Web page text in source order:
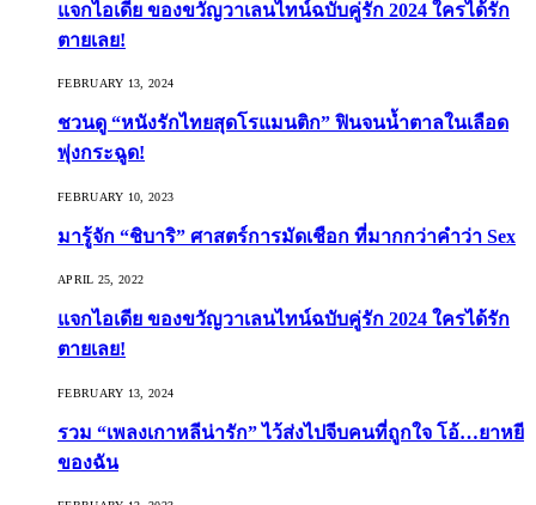
แจกไอเดีย ของขวัญวาเลนไทน์ฉบับคู่รัก 2024 ใครได้รัก
ตายเลย!
FEBRUARY 13, 2024
ชวนดู “หนังรักไทยสุดโรแมนติก” ฟินจนน้ำตาลในเลือด
พุ่งกระฉูด!
FEBRUARY 10, 2023
มารู้จัก “ชิบาริ” ศาสตร์การมัดเชือก ที่มากกว่าคำว่า Sex
APRIL 25, 2022
แจกไอเดีย ของขวัญวาเลนไทน์ฉบับคู่รัก 2024 ใครได้รัก
ตายเลย!
FEBRUARY 13, 2024
รวม “เพลงเกาหลีน่ารัก” ไว้ส่งไปจีบคนที่ถูกใจ โอ้…ยาหยี
ของฉัน